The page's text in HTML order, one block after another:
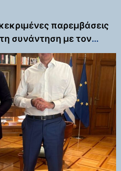
παρεμβάσεις
συνάντηση με τον